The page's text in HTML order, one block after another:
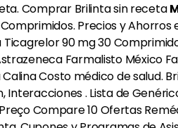
Comprar Brilinta sin receta
Precios y Ahorros
90 mg 30
Farmalisto México
Costo médico de salud.
. Lista de
Compare 10 Ofertas